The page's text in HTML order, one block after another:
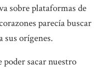
sobre plataformas de
parecía buscar
sus orígenes.
poder sacar nuestro